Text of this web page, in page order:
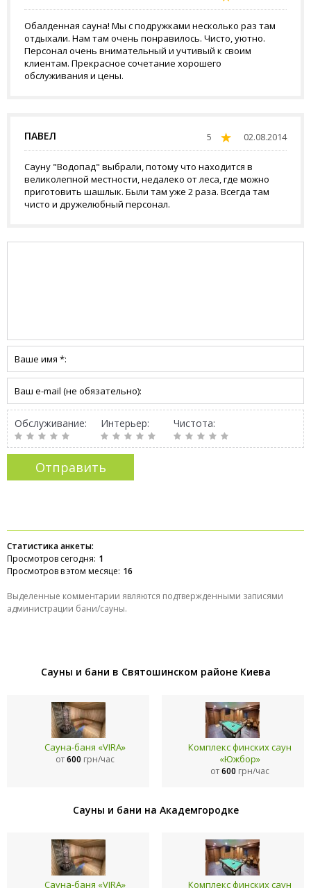
Обалденная сауна! Мы с подружками несколько раз там
отдыхали. Нам там очень понравилось. Чисто, уютно.
Персонал очень внимательный и учтивый к своим
клиентам. Прекрасное сочетание хорошего
обслуживания и цены.
ПАВЕЛ 5 02.08.2014
Сауну "Водопад" выбрали, потому что находится в
великолепной местности, недалеко от леса, где можно
приготовить шашлык. Были там уже 2 раза. Всегда там
чисто и дружелюбный персонал.
Обслуживание: Интерьер: Чистота:
Статистика анкеты:
Просмотров сегодня: 1
Просмотров в этом месяце: 16
Выделенные комментарии являются подтвержденными записями
администрации бани/сауны.
Сауны и бани в Святошинском районе Киева
Сауна-баня «VIRA»
от600 грн/час
Комплекс финских саун
«Южбор»
от600 грн/час
Сауны и бани на Академгородке
Сауна-баня «VIRA» Комплекс финских саун